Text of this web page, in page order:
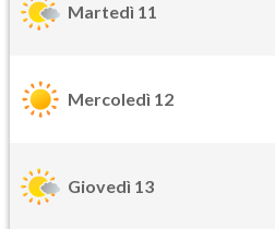
Martedì 11
Mercoledì 12
Giovedì 13